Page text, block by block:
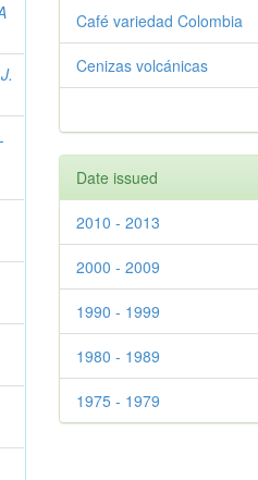
Café variedad Colombia
Cenizas volcánicas
Date issued
2010 - 2013
2000 - 2009
1990 - 1999
1980 - 1989
1975 - 1979